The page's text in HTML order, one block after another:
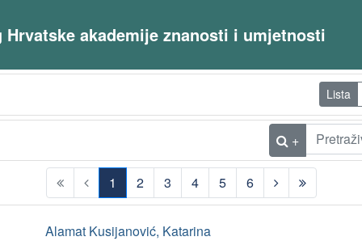
akademije znanosti i umjetnosti
Lista
+
1
(current)
2 3 4 5 6
Alamat Kusijanović, Katarina